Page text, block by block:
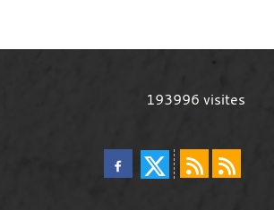
193996 visites